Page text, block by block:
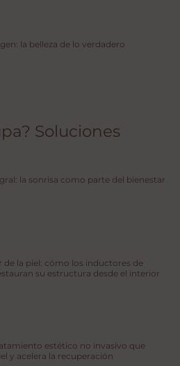
la belleza de lo verdadero
Soluciones
la sonrisa como parte del bienestar
de la piel: cómo los inductores de
su estructura desde el interior
estético no invasivo que
y acelera la recuperación